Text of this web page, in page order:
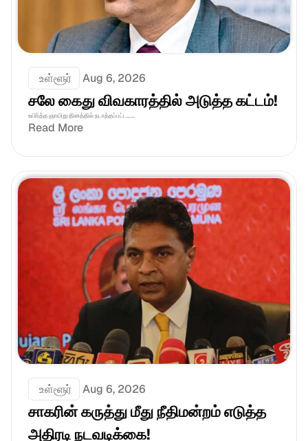
உள்ளூர் Aug 6, 2026
சலே கைது விவகாரத்தில் அடுத்த கட்டம்!
உயிர்த்த ஞாயிறு தினத்தில் நடாத்தப்பட்ட......
Read More
உள்ளூர் Aug 6, 2026
சாகரின் கருத்து மீது நீதிமன்றம் எடுத்த
அதிரடி நடவடிக்கை!